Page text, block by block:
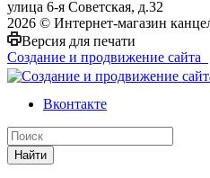
улица 6-я Советская, д.32
2026 © Интернет-магазин
Версия для печати
Создание и продвижение сайта
Вконтакте
Найти